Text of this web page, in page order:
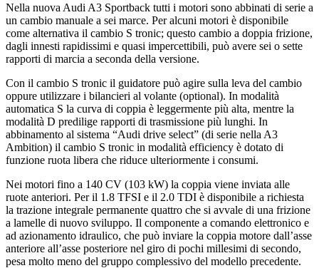
Nella nuova Audi A3 Sportback tutti i motori sono abbinati di serie a
un cambio manuale a sei marce. Per alcuni motori è disponibile
come alternativa il cambio S tronic; questo cambio a doppia frizione,
dagli innesti rapidissimi e quasi impercettibili, può avere sei o sette
rapporti di marcia a seconda della versione.
Con il cambio S tronic il guidatore può agire sulla leva del cambio
oppure utilizzare i bilancieri al volante (optional). In modalità
automatica S la curva di coppia è leggermente più alta, mentre la
modalità D predilige rapporti di trasmissione più lunghi. In
abbinamento al sistema “Audi drive select” (di serie nella A3
Ambition) il cambio S tronic in modalità efficiency è dotato di
funzione ruota libera che riduce ulteriormente i consumi.
Nei motori fino a 140 CV (103 kW) la coppia viene inviata alle
ruote anteriori. Per il 1.8 TFSI e il 2.0 TDI è disponibile a richiesta
la trazione integrale permanente quattro che si avvale di una frizione
a lamelle di nuovo sviluppo. Il componente a comando elettronico e
ad azionamento idraulico, che può inviare la coppia motore dall’asse
anteriore all’asse posteriore nel giro di pochi millesimi di secondo,
pesa molto meno del gruppo complessivo del modello precedente.